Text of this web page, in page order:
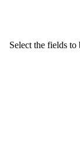
Select the fields